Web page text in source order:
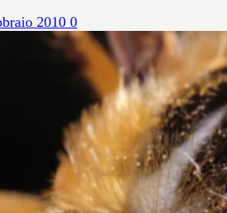
2010 0